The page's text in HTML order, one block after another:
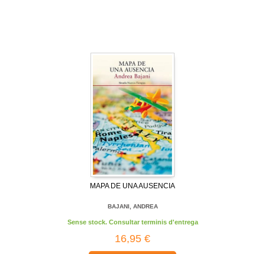
MAPA DE UNA AUSENCIA
BAJANI, ANDREA
Sense stock. Consultar terminis d'entrega
16,95 €